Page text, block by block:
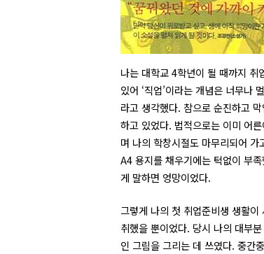
나는 대학교 4학년이 될 때까지
있어 ‘직업’이라는 개념은 너무나
라고 생각했다. 참으로 순진하고
하고 있었다. 법적으로는 이미 어
며 나의 학창시절도 마무리되어
A4 용지를 채우기에는 턱없이 부
게 말하면 엉망이었다.
그렇게 나의 첫 취업준비생 생활
취했을 뿐이었다. 당시 나의 대부
인 그림을 그리는 데 쓰였다. 중간